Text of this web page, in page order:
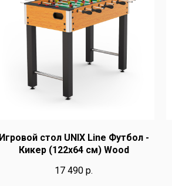
Игровой стол UNIX Line Футбол -
Кикер (122х64 cм) Wood
17 490 р.